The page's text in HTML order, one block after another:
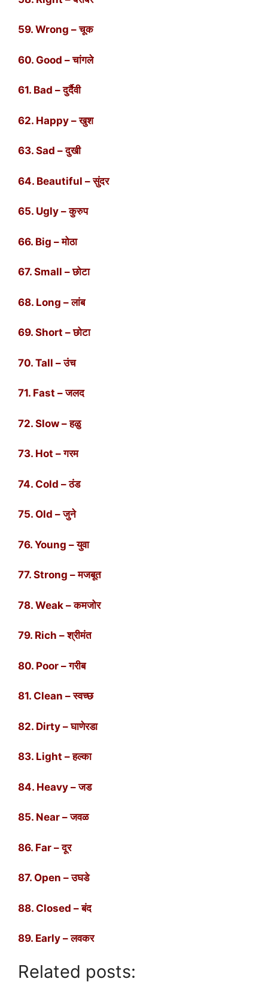
59. Wrong – चूक
60. Good – चांगले
61. Bad – दुर्दैवी
62. Happy – खुश
63. Sad – दुखी
64. Beautiful – सुंदर
65. Ugly – कुरुप
66. Big – मोठा
67. Small – छोटा
68. Long – लांब
69. Short – छोटा
70. Tall – उंच
71. Fast – जलद
72. Slow – हळु
73. Hot – गरम
74. Cold – ठंड
75. Old – जुने
76. Young – युवा
77. Strong – मजबूत
78. Weak – कमजोर
79. Rich – श्रीमंत
80. Poor – गरीब
81. Clean – स्वच्छ
82. Dirty – घाणेरडा
83. Light – हल्का
84. Heavy – जड
85. Near – जवळ
86. Far – दूर
87. Open – उघडे
88. Closed – बंद
89. Early – लवकर
Related posts: